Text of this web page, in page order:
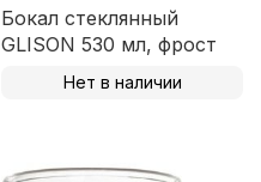
Бокал стеклянный
GLISON 530 мл, фрост
Нет в наличии